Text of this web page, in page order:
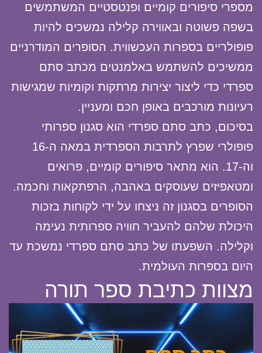
מספרי סיפורים קומיים ופנטסטיים המשתמשים
בשפה פשוטה ובאווירה קלילה נמשכים להיות
פופולריים בספרות העכשווית. הסופרים המודרניים
ממשיכים להשתמש באלמנטים מכתב סתם
ספרדי כדי ליצור יצירות מרתקות וקומיות שמגישות
רעיונות מורכבים באופן חכם ומעניין.
בסיכום, כתב סתם ספרדי הוא סגנון ספרותי
פופולרי שפרץ לתרבות הספרדית במאה ה-16
וה-17. הוא מתאר סיפורים קומיים, פרואים
ומטאפיזים שעוסקים באהבה, הרפתקאות וחכמה.
הסופרים בסגנון זה ניצחו על ידי לקוחות בזכות
היכולת שלהם להעביר חוויה ספרותית נעימה
וקלילה. השפעתו של כתב סתם ספרדי נמשכת עד
היום בספרות העולמית.
מצוות כתיבת ספר תורה